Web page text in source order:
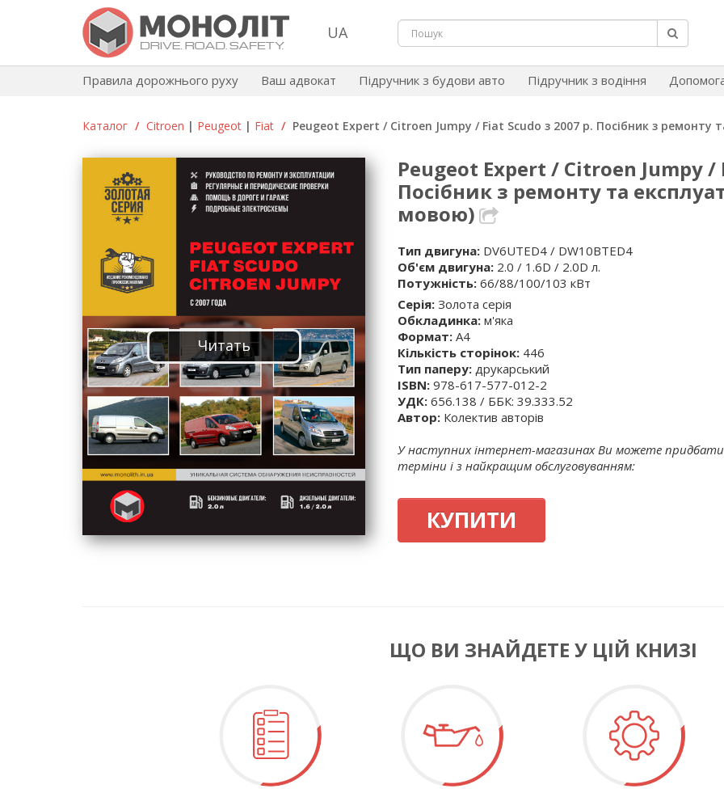
UA
Правила дорожнього руху Ваш адвокат Підручник з будови авто Підручник з водіння
Каталог / Citroen | Peugeot | Fiat / Peugeot Expert / Citroen Jumpy / Fiat Scudo з 2007 р. Посібник з ремонту
Читать
Peugeot Expert / Citroen Jumpy /
Посібник з ремонту та
мовою)
Тип двигуна: DV6UTED4 / DW10BTED4
Об'єм двигуна: 2.0 / 1.6D / 2.0D л.
Потужність: 66/88/100/103 кВт
Серія: Золота серія
Обкладинка: м'яка
Формат: A4
Кількість сторінок: 446
Тип паперу: друкарський
ISBN: 978-617-577-012-2
УДК: 656.138 / ББК: 39.333.52
Автор: Колектив авторів
У наступних інтернет-магазинах Ви можете
терміни і з найкращим обслуговуванням:
КУПИТИ
ЩО ВИ ЗНАЙДЕТЕ У ЦІЙ КНИЗІ